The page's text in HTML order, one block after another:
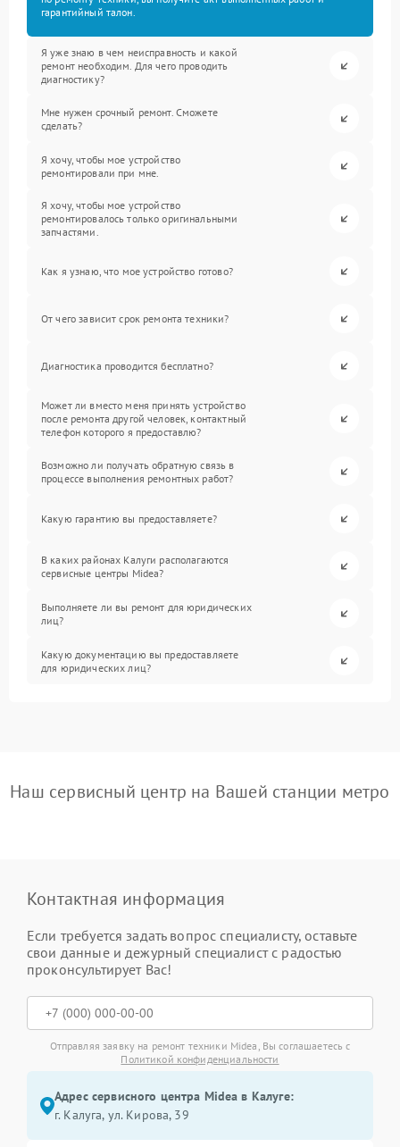
гарантийный талон.
Я уже знаю в чем неисправность и какой
ремонт необходим. Для чего проводить
диагностику?
Мне нужен срочный ремонт. Сможете
сделать?
Я хочу, чтобы мое устройство
ремонтировали при мне.
Я хочу, чтобы мое устройство
ремонтировалось только оригинальными
запчастями.
Как я узнаю, что мое устройство готово?
От чего зависит срок ремонта техники?
Диагностика проводится бесплатно?
Может ли вместо меня принять устройство
после ремонта другой человек, контактный
телефон которого я предоставлю?
Возможно ли получать обратную связь в
процессе выполнения ремонтных работ?
Какую гарантию вы предоставляете?
В каких районах Калуги располагаются
сервисные центры Midea?
Выполняете ли вы ремонт для юридических
лиц?
Какую документацию вы предоставляете
для юридических лиц?
Наш сервисный центр на Вашей станции метро
Контактная информация
Если требуется задать вопрос специалисту, оставьте
свои данные и дежурный специалист с радостью
проконсультирует Вас!
Отправляя заявку на ремонт техники Midea, Вы соглашаетесь с
Политикой конфиденциальности
Адрес сервисного центра Midea в Калуге:
г. Калуга, ул. Кирова, 39